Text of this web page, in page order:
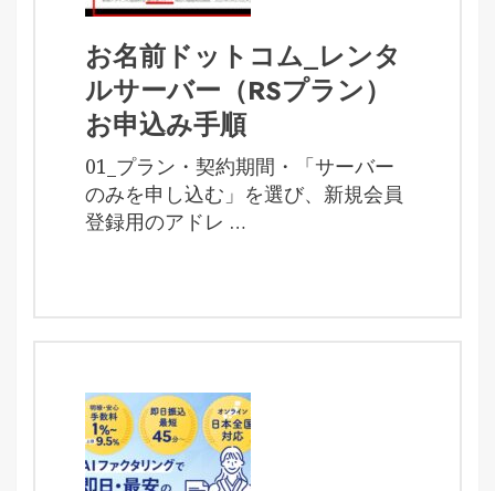
お名前ドットコム_レンタ
ルサーバー（RSプラン）
お申込み手順
01_プラン・契約期間・「サーバー
のみを申し込む」を選び、新規会員
登録用のアドレ …